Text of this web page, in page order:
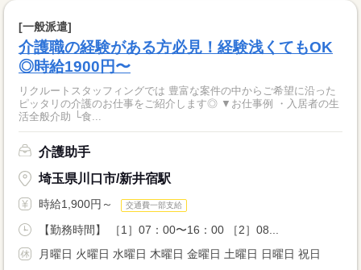
[一般派遣]
介護職の経験がある方必見！経験浅くてもOK
◎時給1900円〜
リクルートスタッフィングでは 豊富な案件の中からご希望に沿った
ピッタリの介護のお仕事をご紹介します◎ ▼お仕事例 ・入居者の生
活全般介助 └食...
介護助手
埼玉県川口市/新井宿駅
時給1,900円～ 交通費一部支給
【勤務時間】 ［1］07：00〜16：00 ［2］08...
月曜日 火曜日 水曜日 木曜日 金曜日 土曜日 日曜日 祝日